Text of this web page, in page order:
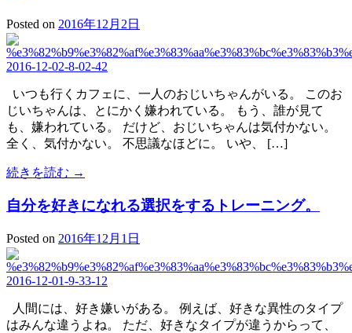
Posted on 2016年12月2日
いつも行くカフェに、一人のおじいちゃんがいる。 このお
じいちゃんは、とにかく嫌われている。 もう、誰が見て
も、嫌われている。 だけど、おじいちゃんは気付かない。
全く、気付かない。 不思議なほどに。 いや、 […]
続きを読む →
自分を好きになれる選択をするトレーニング。
Posted on 2016年12月1日
人間には、好き嫌いがある。 例えば、好きな異性のタイプ
はみんな違うよね。 ただ、好きなタイプが違うからって、